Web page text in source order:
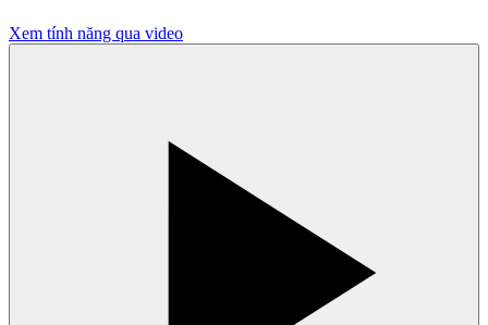
Xem tính năng qua video